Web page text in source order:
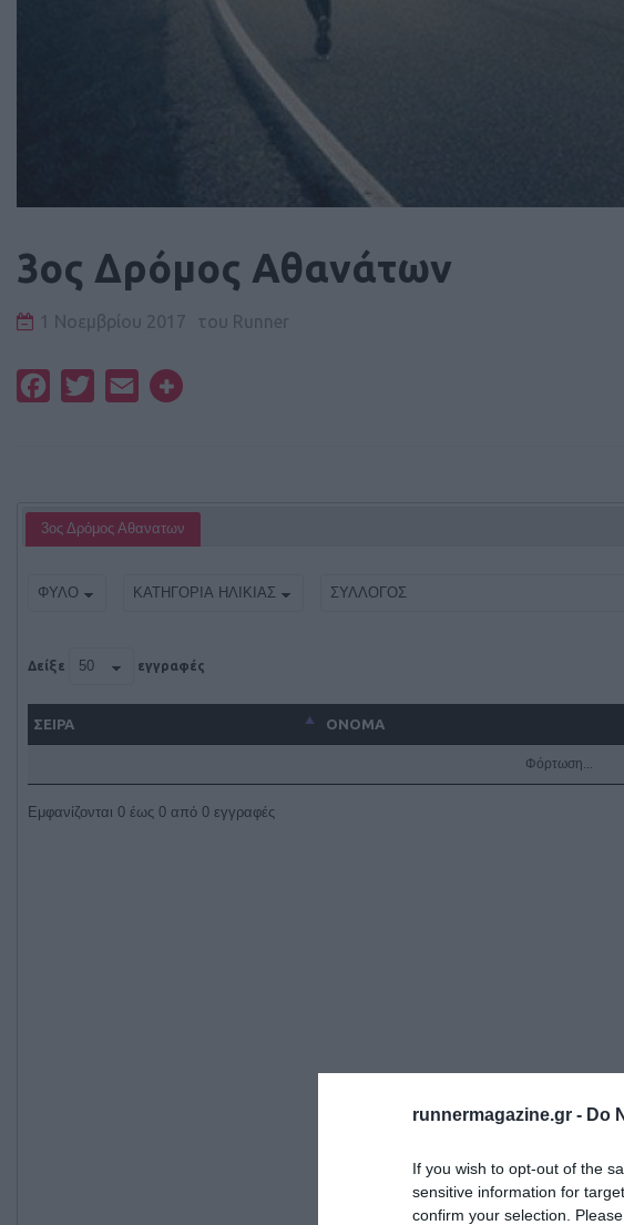
runnermagazine.gr - Do
If you wish to opt-out of the
sensitive information for
confirm your selection.
3ος Δρόμος Αθανάτων
1 Νοεμβρίου 2017 του Runner
FacebookTwitterEmail
3oς Δρόμος Αθανατων
Δείξε εγγραφές
ΣΕΙΡΑ ΌΝΟΜΑ
Φόρτωση...
Εμφανίζονται 0 έως 0 από 0 εγγραφές